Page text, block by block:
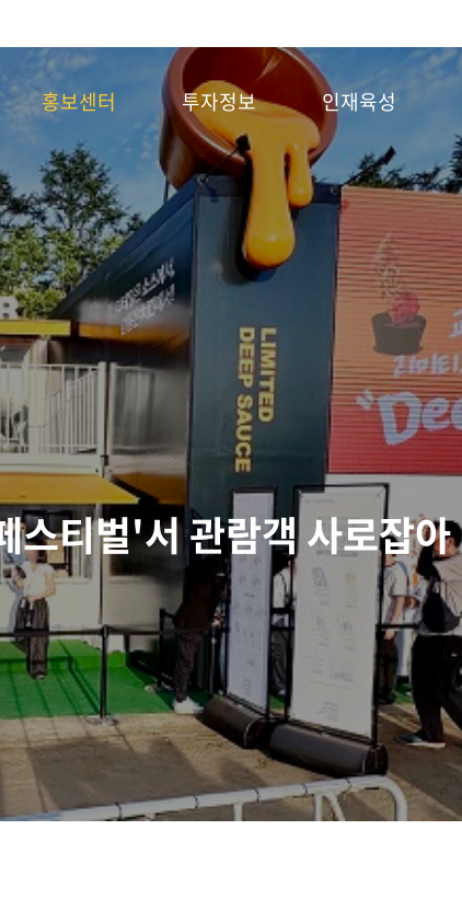
홍보센터 투자정보 인재육성
스티벌'서 관람객 사로잡아